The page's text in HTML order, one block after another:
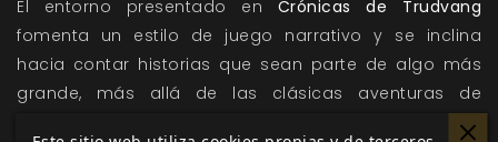
El entorno presentado en Crónicas de Trudvang
fomenta un estilo de juego narrativo y se inclina
hacia contar historias que sean parte de algo más
grande, más allá de las clásicas aventuras de
mazmorreo tras los puntos de experiencia y el tesoro.